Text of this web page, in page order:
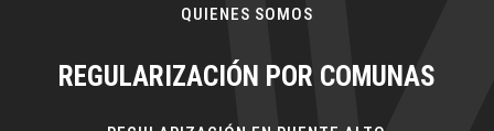
QUIENES SOMOS
REGULARIZACIÓN POR COMUNAS